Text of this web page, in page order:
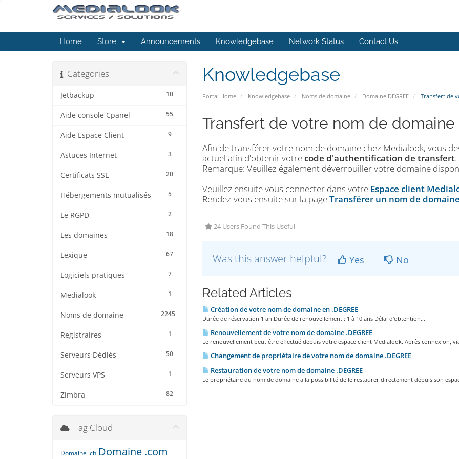
Home Store Announcements Knowledgebase Network Status Contact Us
Knowledgebase
Portal Home Knowledgebase Noms de domaine Domaine.DEGREE Transfert de
Categories
10
Jetbackup
55
Aide console Cpanel
9
Aide Espace Client
3
Astuces Internet
20
Certificats SSL
5
Hébergements mutualisés
2
Le RGPD
18
Les domaines
67
Lexique
7
Logiciels pratiques
1
Medialook
2245
Noms de domaine
1
Registraires
50
Serveurs Dédiés
1
Serveurs VPS
82
Zimbra
Transfert de votre nom de domaine
Afin de transférer votre nom de domaine chez Medialook, vous
actuel afin d'obtenir votrecode d'authentification de transfert.
Remarque: Veuillez également déverrouiller votre domaine
Veuillez ensuite vous connecter dans votre Espace client
Rendez-vous ensuite sur la pageTransférer un nom de domaine
24 Users Found This Useful
Was this answer helpful? Yes No
Related Articles
Création de votre nom de domaine en .DEGREE
Durée de réservation 1 an Durée de renouvellement : 1 à 10 ans Délai d'obtention...
Renouvellement de votre nom de domaine .DEGREE
Le renouvellement peut être effectué depuis votre espace client Medialook. Après connexion,
Changement de propriétaire de votre nom de domaine .DEGREE
Restauration de votre nom de domaine .DEGREE
Le propriétaire du nom de domaine a la possibilité de le restaurer directement depuis son
Tag Cloud
Domaine .ch Domaine .com